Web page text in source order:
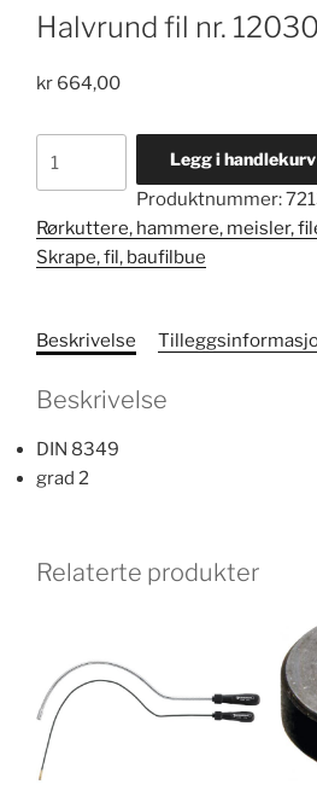
Halvrund fil nr. 12030
kr 664,00
12030
antall
Legg i handlekurv
Produktnummer:
Rørkuttere, hammere, meisler,
Skrape, fil, baufilbue
Beskrivelse
Beskrivelse
DIN 8349
grad 2
Relaterte produkter